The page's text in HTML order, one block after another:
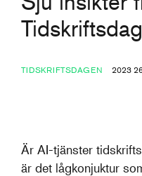
TIDSKRIFTSDAGEN 2023
Är AI-tjänster
är det lågkonjuktur